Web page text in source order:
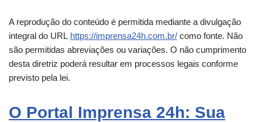
A reprodução do conteúdo é permitida mediante a divulgação
integral do URL https://imprensa24h.com.br/ como fonte. Não
são permitidas abreviações ou variações. O não cumprimento
desta diretriz poderá resultar em processos legais conforme
previsto pela lei.
O Portal Imprensa 24h: Sua